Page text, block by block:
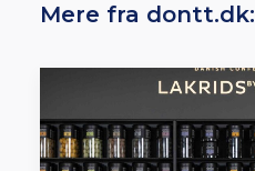
Mere fra dontt.dk: